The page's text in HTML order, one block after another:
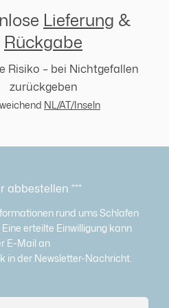
Lieferung &
Rückgabe
Risiko – bei Nichtgefallen
zurückgeben
NL/AT/Inseln
abbestellen ***
rund ums Schlafen
erteilte Einwilligung kann
E-Mail an
in der Newsletter-Nachricht.